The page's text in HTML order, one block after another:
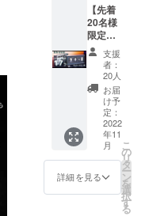
援のほどよ
ろしくお願
い致しま
す。
ます。
通常3週
間程度
で配送
されま
すが、
稀に１
か月を
超える
ことも
ありま
す。 国
内倉庫
後は、
お届け
国内倉
庫まで
は海外
からの
発送と
なり、
国際普
通便を
利用し
ます。
通常3週
間程度
されま
すが、
した場
合、一
般販売
価格が
変更に
なる可
能性も
ござい
ます。
※デザイ
ン・仕
様は変
更にな
る可能
売予定
価格：
26,400
円（税
込）
19% オ
フ 価
格：
21,384
円（税
込） 送
料：0円
※皆
様のご
【先着
20名様
限定】
先得割
17％OF
MATEB
OX × 1
【自然
故障に
よる1年
保証】
超小
型、男
の身だ
しなみ
支援
者：
20人
お届
け予
定：
2022
年11
月
詳細を見る
こ
の
リ
タ
ー
ン
を
選
択
す
る